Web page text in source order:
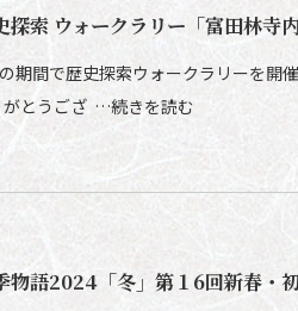
探索 ウォークラリー「富田林寺
期間で歴史探索ウォークラリーを開
とうござ …続きを読む
物語2024「冬」第１6回新春・